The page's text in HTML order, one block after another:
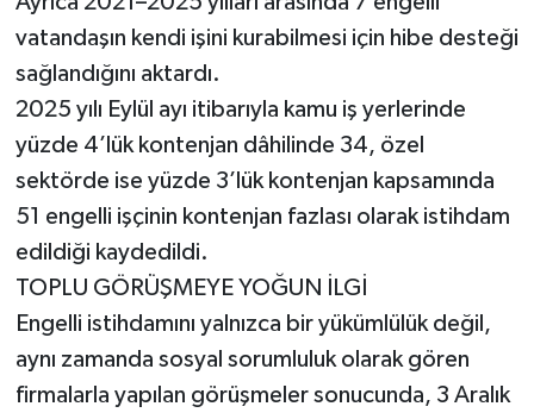
vatandaşın kendi işini kurabilmesi için hibe desteği
sağlandığını aktardı.
2025 yılı Eylül ayı itibarıyla kamu iş yerlerinde
yüzde 4’lük kontenjan dâhilinde 34, özel
sektörde ise yüzde 3’lük kontenjan kapsamında
51 engelli işçinin kontenjan fazlası olarak istihdam
edildiği kaydedildi.
TOPLU GÖRÜŞMEYE YOĞUN İLGİ
Engelli istihdamını yalnızca bir yükümlülük değil,
aynı zamanda sosyal sorumluluk olarak gören
firmalarla yapılan görüşmeler sonucunda, 3 Aralık